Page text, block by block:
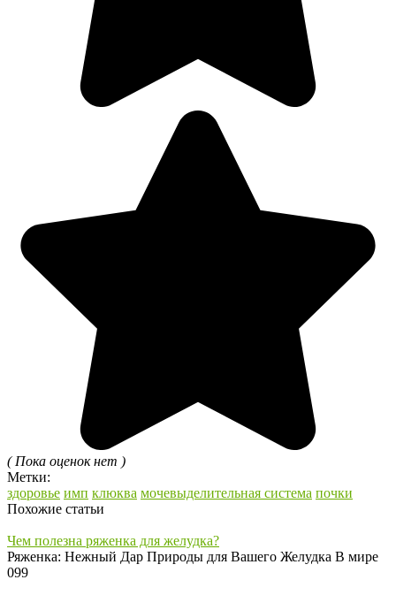
( Пока оценок нет )
Метки:
здоровье имп клюква мочевыделительная система почки
Похожие статьи
Чем полезна ряженка для желудка?
Ряженка: Нежный Дар Природы для Вашего Желудка В мире
099